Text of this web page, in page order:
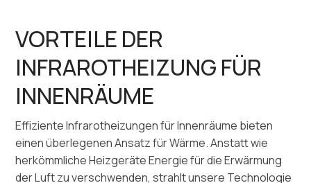
VORTEILE DER
INFRAROTHEIZUNG FÜR
INNENRÄUME
Effiziente Infrarotheizungen für Innenräume bieten
einen überlegenen Ansatz für Wärme. Anstatt wie
herkömmliche Heizgeräte Energie für die Erwärmung
der Luft zu verschwenden, strahlt unsere Technologie